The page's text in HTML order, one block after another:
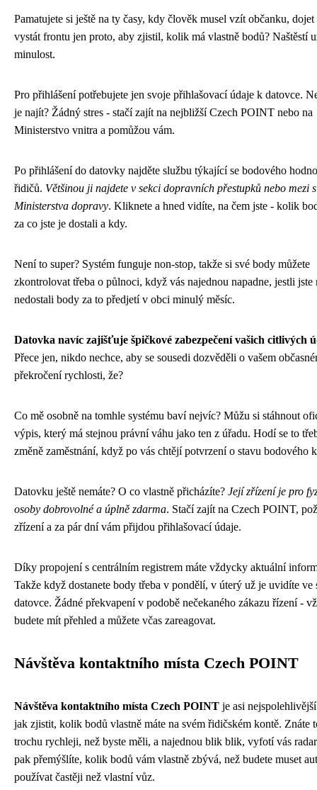
Pamatujete si ještě na ty časy, kdy člověk musel vzít občanku, dojet
vystát frontu jen proto, aby zjistil, kolik má vlastně bodů? Naštěstí
minulost.
Pro přihlášení potřebujete jen svoje přihlašovací údaje k datovce.
je najít? Žádný stres - stačí zajít na nejbližší Czech POINT nebo na
Ministerstvo vnitra a pomůžou vám.
Po přihlášení do datovky najděte službu týkající se bodového
řidičů. Většinou ji najdete v sekci dopravních přestupků nebo mezi
Ministerstva dopravy. Kliknete a hned vidíte, na čem jste - kolik
za co jste je dostali a kdy.
Není to super? Systém funguje non-stop, takže si své body můžete
zkontrolovat třeba o půlnoci, když vás najednou napadne, jestli jste
nedostali body za to předjetí v obci minulý měsíc.
Datovka navíc zajišťuje špičkové zabezpečení vašich citlivých
Přece jen, nikdo nechce, aby se sousedi dozvěděli o vašem
překročení rychlosti, že?
Co mě osobně na tomhle systému baví nejvíc? Můžu si stáhnout
výpis, který má stejnou právní váhu jako ten z úřadu. Hodí se to
změně zaměstnání, když po vás chtějí potvrzení o stavu bodového
Datovku ještě nemáte? O co vlastně přicházíte? Její zřízení je pro
osoby dobrovolné a úplně zdarma. Stačí zajít na Czech POINT,
zřízení a za pár dní vám přijdou přihlašovací údaje.
Díky propojení s centrálním registrem máte vždycky aktuální
Takže když dostanete body třeba v pondělí, v úterý už je uvidíte ve
datovce. Žádné překvapení v podobě nečekaného zákazu řízení -
budete mít přehled a můžete včas zareagovat.
Návštěva kontaktního místa Czech POINT
Návštěva kontaktního místa Czech POINT je asi
jak zjistit, kolik bodů vlastně máte na svém řidičském kontě. Znáte
trochu rychleji, než byste měli, a najednou blik blik, vyfotí vás
pak přemýšlíte, kolik bodů vám vlastně zbývá, než budete muset
používat častěji než vlastní vůz.